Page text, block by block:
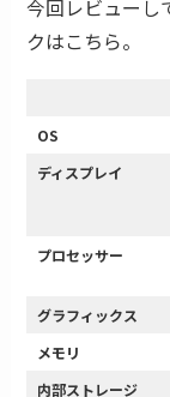
今回レビューし
クはこちら。
OS
ディスプレイ
プロセッサー
グラフィックス
メモリ
内部ストレージ